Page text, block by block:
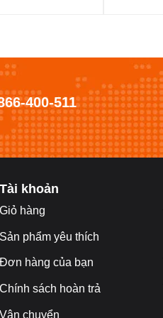
400-511
Tài khoản
Giỏ hàng
Sản phẩm yêu thích
Đơn hàng của bạn
Chính sách hoàn trả
Vận chuyển